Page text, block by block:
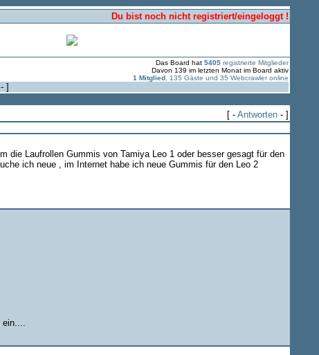
Du bist noch nicht registriert/eingeloggt !
Das Board hat 5405registrierte Mitglieder
Davon 139 im letzten Monat im Board aktiv
1 Mitglied, 135 Gäste und 35 Webcrawler online
- ]
[ - Antworten- ]
die Laufrollen Gummis von Tamiya Leo 1 oder besser gesagt für den
ich neue , im Internet habe ich neue Gummis für den Leo 2
ein....